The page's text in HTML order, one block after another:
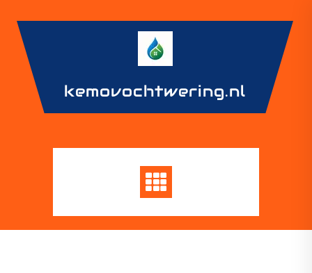
content
kemovochtwering.nl